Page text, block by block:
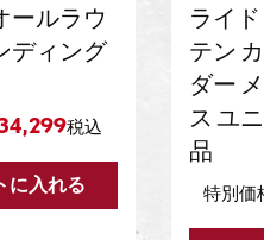
ールラウ
ディング
税込
に入れる
ライ
テン
ダー
ス ユ
品
特別価